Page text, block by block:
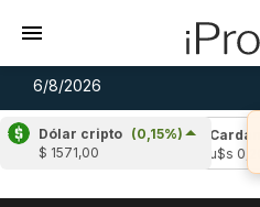
6/8/2026
Dólar cripto (0,15%)
$ 1571,00
(-2,53%)
Cardano
u$s 0,20